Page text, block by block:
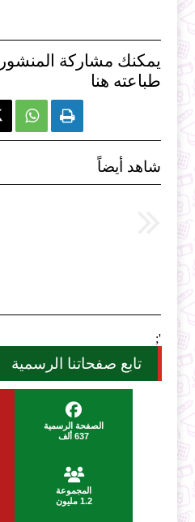
يمكنك مشاركة المنشور
طباعته هنا
 
شاهد أيضاً
';
تابع صفحاتنا الرسمية
الصفحة الرسمية
637 ألف
المجموعة
1.2 مليون